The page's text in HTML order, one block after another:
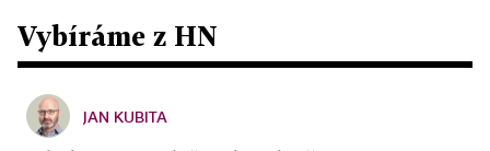
Vybíráme z HN
JAN KUBITA